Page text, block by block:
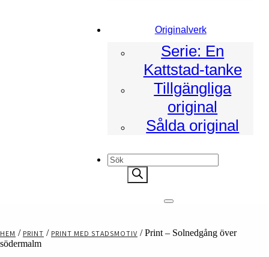
Originalverk
Serie: En
Kattstad-tanke
Tillgängliga
original
Sålda original
Products
search
HEM / PRINT / PRINT MED STADSMOTIV / Print – Solnedgång över
södermalm